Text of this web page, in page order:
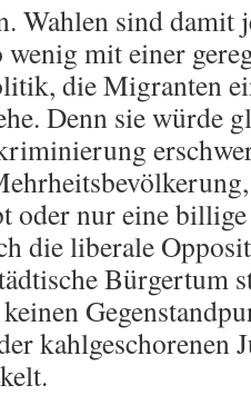
Wahlen sind damit
wenig mit einer
die Migranten
Denn sie würde
oder nur eine
die liberale
Bürgertum
kahlgeschorenen